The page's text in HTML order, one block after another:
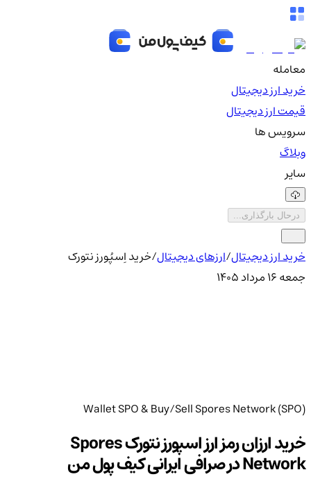
معامله
خرید ارز دیجیتال
قیمت ارز دیجیتال
سرویس ها
وبلاگ
سایر
درحال بارگذاری...
خرید ارز دیجیتال/ارزهای دیجیتال/خرید اِسپُورز نتورک
جمعه ۱۶ مرداد ۱۴۰۵
Wallet SPO & Buy/Sell Spores Network (SPO)
خرید ارزان رمز ارز اسپورز نتورک Spores
Network در صرافی ایرانی کیف پول من